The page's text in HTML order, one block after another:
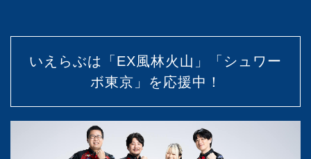
いえらぶは「EX風林火山」「シュワー
ボ東京」を応援中！